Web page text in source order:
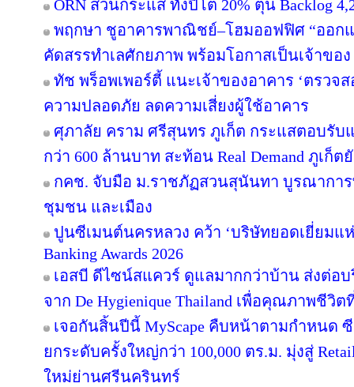
ORN สวนกระแส ทั้งปีโต 20% ตุน Backlog
พฤกษา ชูอาคารพาณิชย์–โฮมออฟฟิศ “ออก
คัดสรรทำเลศักยภาพ พร้อมโอกาสเป็นเจ้าของ
ทัช พร็อพเพอร์ตี้ แนะเจ้าของอาคาร ‘ตรวจ
ความปลอดภัย ลดความเสี่ยงผู้ใช้อาคาร
ศุภาลัย คราม ศรีสุนทร ภูเก็ต กระแสตอบรับ
กว่า 600 ล้านบาท สะท้อน Real Demand ภูเก็ต
กคช. จับมือ ม.ราชภัฏสวนสุนันทา บูรณากา
ชุมชน และเมือง
ปูนซีเมนต์นครหลวง คว้า ‘บริษัทยอดเยี่ยมแห่
Banking Awards 2026
เอสบี ดีไซน์สแควร์ ดูแลมากกว่าบ้าน ส่งต่อ
จาก De Hygienique Thailand เพื่อคุณภาพชี
เจอกันสิ้นปีนี้ MyScape คืบหน้าตามกำหนด
ยกระดับครั้งใหญ่กว่า 100,000 ตร.ม. มุ่งสู่
ใหม่ย่านศรีนครินทร์